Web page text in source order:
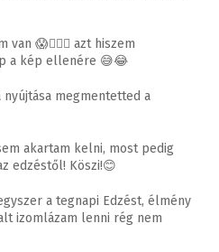
van 😱🤦🏽‍♀️ azt hiszem
a kép ellenére 😅😂
nyújtása megmentetted a
akartam kelni, most pedig
edzéstől! Köszi!😊
a tegnapi Edzést, élmény
izomlázam lenni rég nem